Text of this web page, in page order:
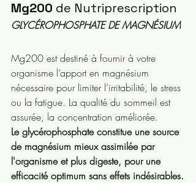
Mg200 de Nutriprescription
GLYCÉROPHOSPHATE DE MAGNÉSIUM
Mg200 est destiné à fournir à votre
organisme l’apport en magnésium
nécessaire pour limiter l’irritabilité, le stress
ou la fatigue. La qualité du sommeil est
assurée, la concentration améliorée.
Le glycérophosphate constitue une source
de magnésium mieux assimilée par
l'organisme et plus digeste, pour une
efficacité optimum sans effets indésirables.